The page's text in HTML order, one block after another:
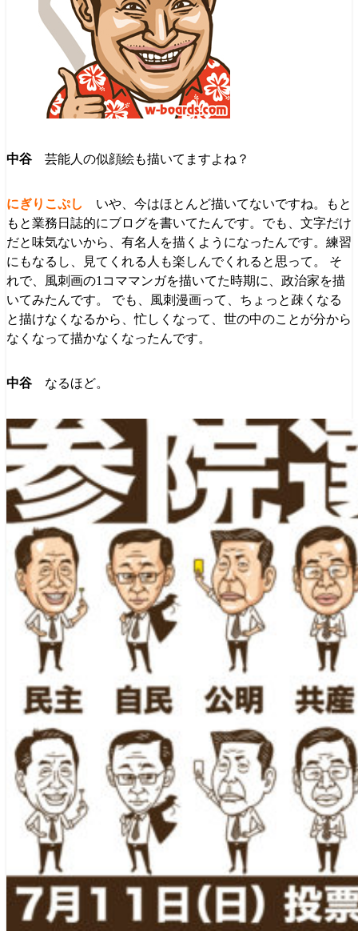
芸能人の似顔絵も描いてますよね？
いや、今はほとんど描いてないですね。もと
もと業務日誌的にブログを書いてたんです。でも、文字だけ
だと味気ないから、有名人を描くようになったんです。練習
にもなるし、見てくれる人も楽しんでくれると思って。 そ
れで、風刺画の1コママンガを描いてた時期に、政治家を描
いてみたんです。 でも、風刺漫画って、ちょっと疎くなる
と描けなくなるから、忙しくなって、世の中のことが分から
なくなって描かなくなったんです。
なるほど。